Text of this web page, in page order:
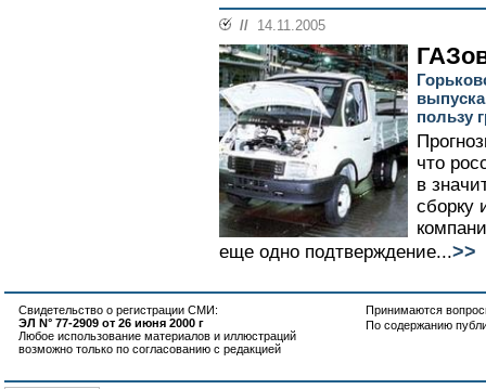
// 14.11.2005
пользу
что
в
сборку
еще одно подтверждение...>>
Свидетельство о регистрации СМИ:
ЭЛ N° 77-2909 от 26 июня 2000 г
Любое использование материалов и иллюстраций
возможно только по согласованию с редакцией
Принимаются
По содержанию